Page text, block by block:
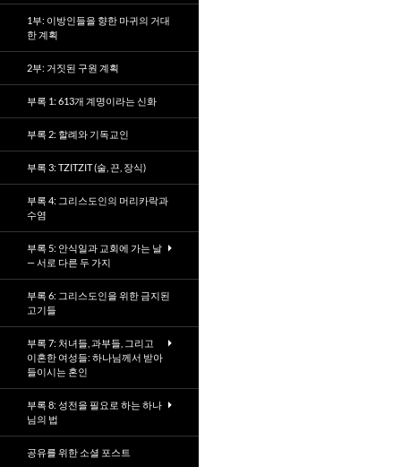
1부: 이방인들을 향한 마귀의 거대
한 계획
2부: 거짓된 구원 계획
부록 1: 613개 계명이라는 신화
부록 2: 할례와 기독교인
부록 3: TZITZIT (술, 끈, 장식)
부록 4: 그리스도인의 머리카락과
수염
부록 5: 안식일과 교회에 가는 날
— 서로 다른 두 가지
부록 6: 그리스도인을 위한 금지된
고기들
부록 7: 처녀들, 과부들, 그리고
이혼한 여성들: 하나님께서 받아
들이시는 혼인
부록 8: 성전을 필요로 하는 하나
님의 법
공유를 위한 소셜 포스트